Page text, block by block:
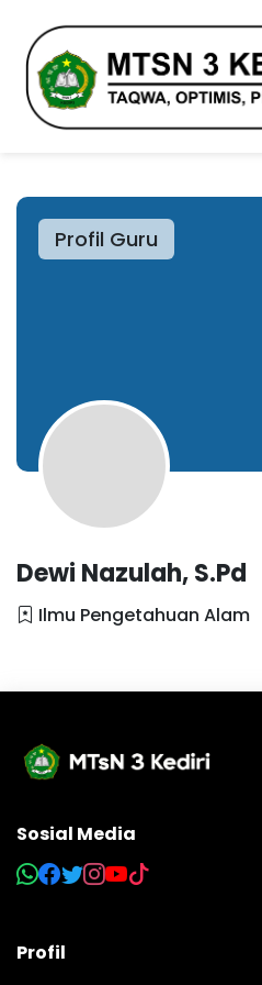
Profil Guru
Dewi Nazulah, S.Pd
Ilmu Pengetahuan Alam
Sosial Media
Profil